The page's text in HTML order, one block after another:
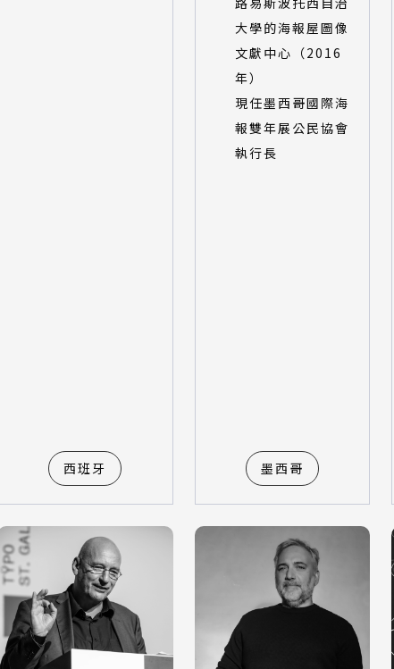
西班牙
大學的海報屋圖像
文獻中心（2016
年）
現任墨西哥國際海
報雙年展公民協會
執行長
墨西哥